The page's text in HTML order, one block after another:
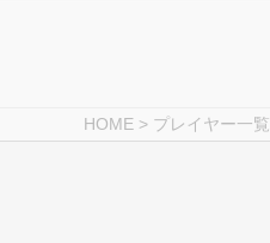
HOME > プレイヤー一覧